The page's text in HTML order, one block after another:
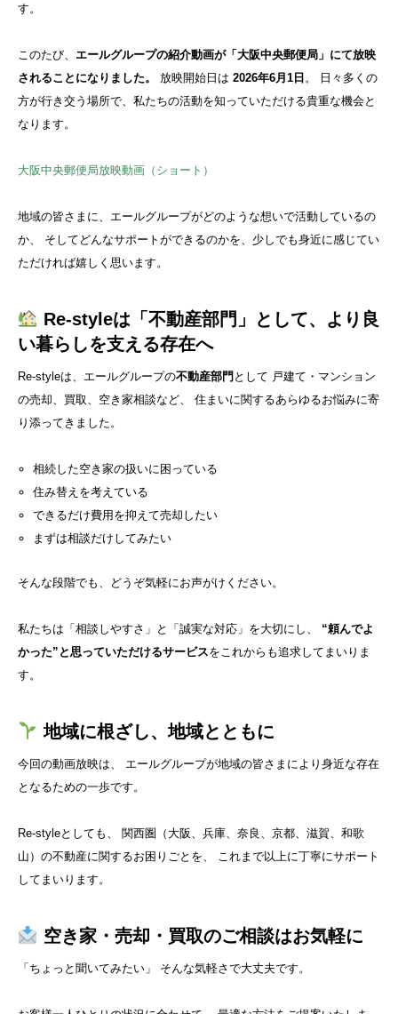
す。
このたび、 エールグループの紹介動画が「大阪中央郵便局」にて放映
されることになりました。
放映開始日は 2026年6月1日 。 日々多くの
方が行き交う場所で、私たちの活動を知っていただける貴重な機会と
なります。
大阪中央郵便局放映動画（ショート）
地域の皆さまに、エールグループがどのような想いで活動しているの
か、 そしてどんなサポートができるのかを、少しでも身近に感じてい
ただければ嬉しく思います。
Re-styleは「不動産部門」として、より良
い暮らしを支える存在へ
Re-styleは、エールグループの不動産部門 として 戸建て・マンション
の売却、買取、空き家相談など、 住まいに関するあらゆるお悩みに寄
り添ってきました。
相続した空き家の扱いに困っている
住み替えを考えている
できるだけ費用を抑えて売却したい
まずは相談だけしてみたい
そんな段階でも、どうぞ気軽にお声がけください。
私たちは「相談しやすさ」と「誠実な対応」を大切にし、 “頼んでよ
かった”と思っていただけるサービスをこれからも追求してまいりま
す。
地域に根ざし、地域とともに
今回の動画放映は、 エールグループが地域の皆さまにより身近な存在
となるための一歩です。
Re-styleとしても、 関西圏（大阪、兵庫、奈良、京都、滋賀、和歌
山）の不動産に関するお困りごとを、 これまで以上に丁寧にサポート
してまいります。
空き家・売却・買取のご相談はお気軽に
「ちょっと聞いてみたい」 そんな気軽さで大丈夫です。